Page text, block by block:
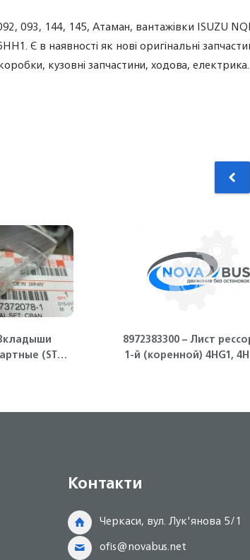
093, 144, 145, Атаман, вантажівки ISUZU
Є в наявності як нові оригінальні
кузовні запчастини, ходова, електрика.
(STD)
8972383300 – Лист
1-й (коренной) 4HG1,
Контакти
Черкаси, вул. Лук'янова 5/1
ofis@novabus.net